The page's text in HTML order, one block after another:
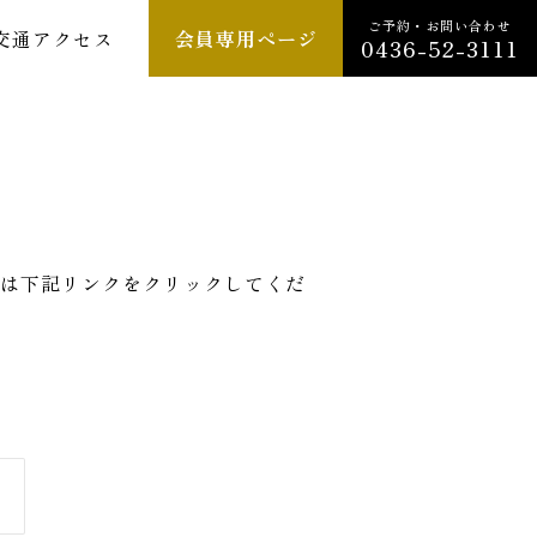
通アクセス 会員専用ページ ご予約・お問い合わせ
0436-52-3111
下記リンクをクリックしてくだ